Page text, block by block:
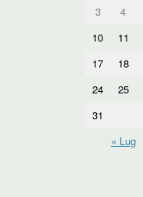
3
4
10
11
17
18
24
25
31
« Lug